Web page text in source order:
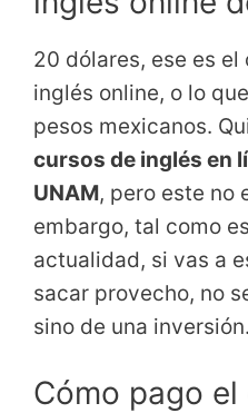
20 dólares, ese es
inglés online, o lo
pesos mexicanos.
cursos de inglés en
UNAM, pero este no
embargo, tal como
actualidad, si vas a
sacar provecho, no
sino de una inversión.
Cómo pago el